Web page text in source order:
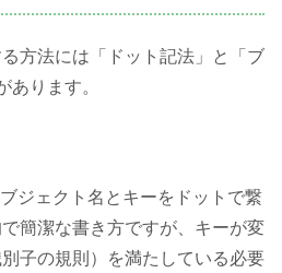
方法には「ドット記法」と「ブ
あります。
ジェクト名とキーをドットで繋
簡潔な書き方ですが、キーが変
子の規則）を満たしている必要